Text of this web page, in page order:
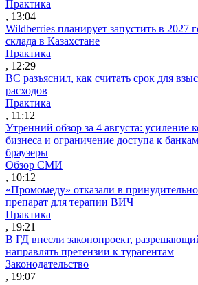
Практика
, 13:04
Wildberries планирует запустить в 2027
склада в Казахстане
Практика
, 12:29
ВС разъяснил, как считать срок для
расходов
Практика
, 11:12
Утренний обзор за 4 августа: усиление
бизнеса и ограничение доступа к
браузеры
Обзор СМИ
, 10:12
«Промомеду» отказали в
препарат для терапии ВИЧ
Практика
, 19:21
В ГД внесли законопроект,
направлять претензии к турагентам
Законодательство
, 19:07